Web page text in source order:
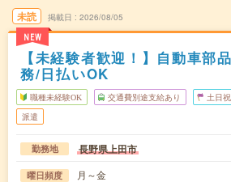
未読
NEW
掲載日 2026/08/05
【未経験者歓迎！】自動車部
務/日払いOK
職種未経験OK 交通費別途支給あり 土日
派遣
勤務地 長野県上田市
曜日頻度 月～金